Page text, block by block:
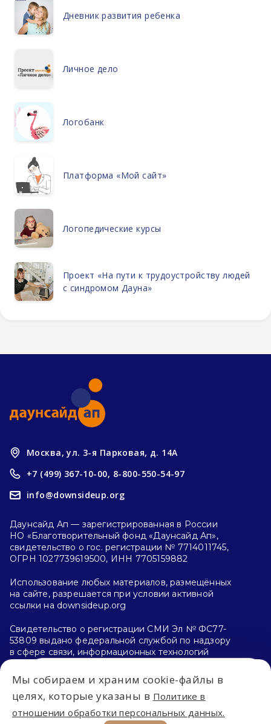
Дневник развития ребенка
Личное дело
Логобанк
Платформа «Мой сайт»
Логопедические курсы
Проект «На пути к трудоустройству людей
с синдромом Дауна»
Впервые на сайте?
С чего начать?
Москва, ул. 3-я Парковая, д. 14А
+7 (499) 367-10-00, 8-800-550-54-97
info@downsideup.org
Даунсайд Ап — зарегистрированная в России
НО «Благотворительный фонд «Даунсайд Ап»,
свидетельство о гос. регистрации № 7714011745,
ОГРН 1027739619500, ИНН 7705159882
Использование любых материалов, размещённых
на сайте, разрешается при условии активной
ссылки на downsideup.org
Свидетельство о регистрации СМИ Эл № ФС77-
53809 выдано федеральной службой по надзору
в сфере связи, информационных технологий
и массовых коммуникаций (Роскомнадзор)
26.04.2013 г.
Политика конфиденциальности
Мы собираем и храним cookie-файлы в
целях, которые указаны в Политике в
отношении обработки персональных данных.